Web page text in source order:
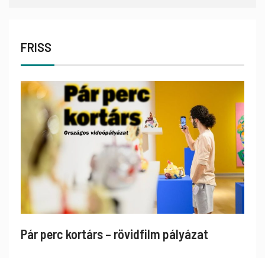
FRISS
Pár perc kortárs – rövidfilm pályázat